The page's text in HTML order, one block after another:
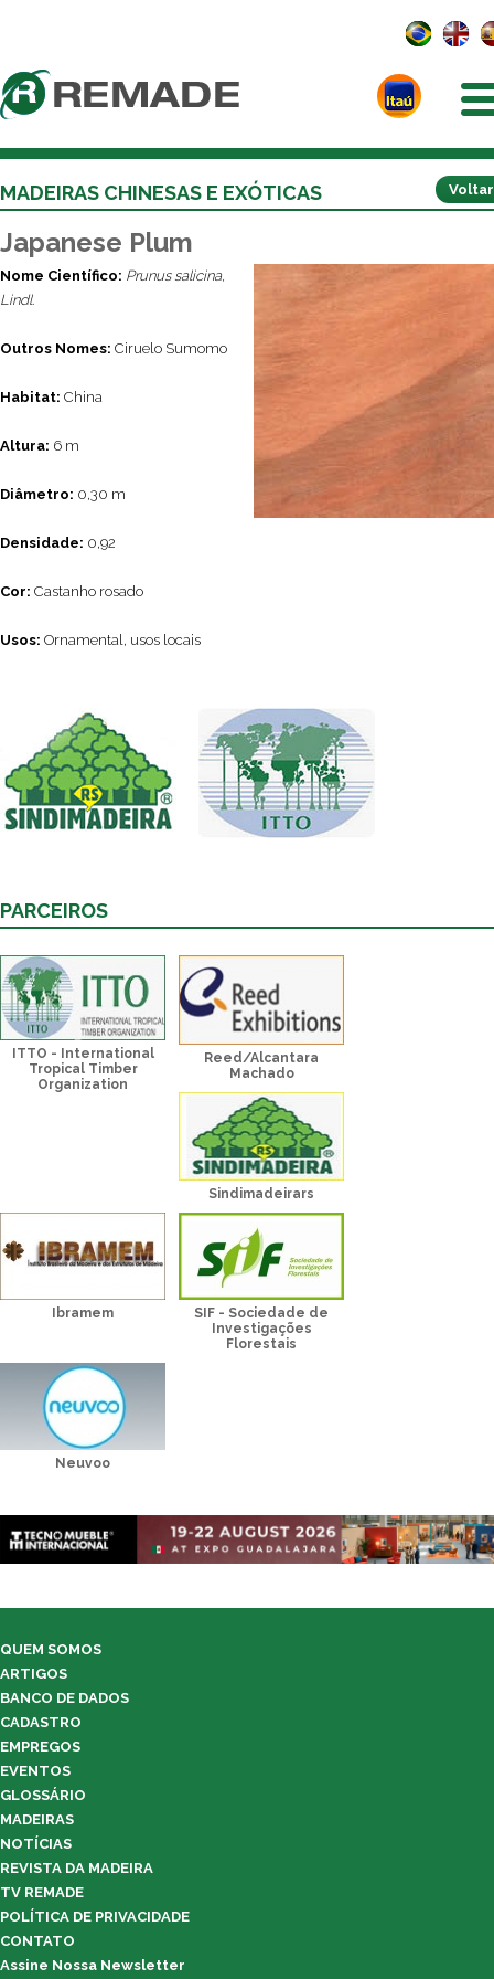
Voltar
MADEIRAS CHINESAS E EXÓTICAS
Japanese Plum
Nome Científico: Prunus salicina,
Lindl.
Outros Nomes: Ciruelo Sumomo
Habitat: China
Altura: 6 m
Diâmetro: 0,30 m
Densidade: 0,92
Cor: Castanho rosado
Usos: Ornamental, usos locais
PARCEIROS
ITTO - International
Tropical Timber
Organization
Reed/Alcantara
Machado
Sindimadeirars
Ibramem
SIF - Sociedade de
Investigações
Florestais
Neuvoo
QUEM SOMOS
ARTIGOS
BANCO DE DADOS
CADASTRO
EMPREGOS
EVENTOS
GLOSSÁRIO
MADEIRAS
NOTÍCIAS
REVISTA DA MADEIRA
TV REMADE
POLÍTICA DE PRIVACIDADE
CONTATO
Assine Nossa Newsletter